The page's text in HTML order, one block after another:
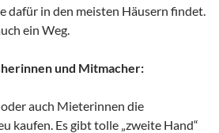
dafür in den meisten Häusern findet.
ein Weg.
und Mitmacher:
auch Mieterinnen die
kaufen. Es gibt tolle „zweite Hand“